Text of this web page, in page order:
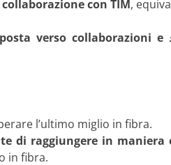
collaborazione con TIM,
verso collaborazioni e
l’ultimo miglio in fibra.
di raggiungere in
in fibra.